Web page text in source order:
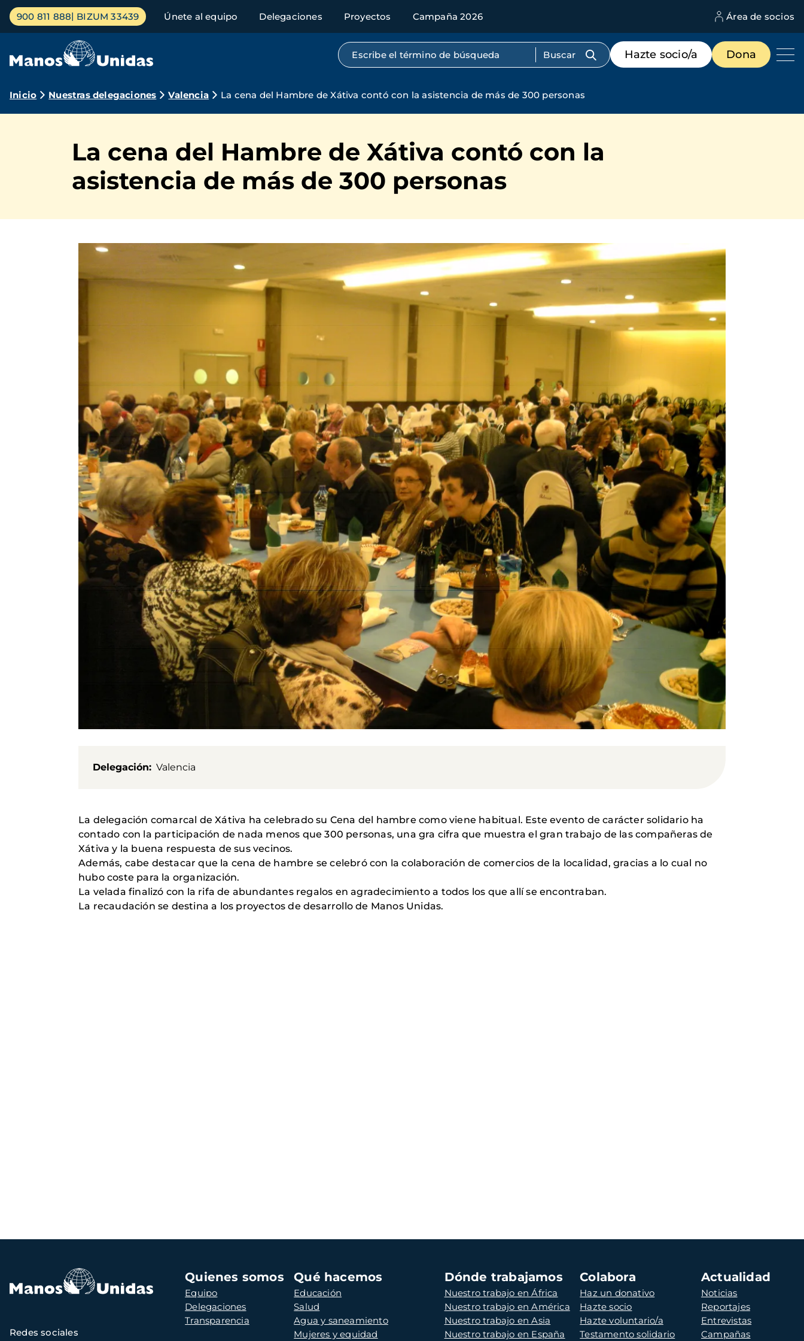
Pasar
contenido
Menú
principal
900 811 888 BIZUM 33439 Únete al equipo Delegaciones Proyectos Campaña 2026 Área de socios
Búsqueda por texto completo
Menú
de
destacados
Hazte socio/a Dona
Ruta
navegación
Inicio Nuestras delegaciones Valencia La cena del Hambre de Xátiva contó con la asistencia de más de 300 personas
La cena del Hambre de Xátiva contó con la
asistencia de más de 300 personas
Delegación Valencia
La delegación comarcal de Xátiva ha celebrado su Cena del hambre como viene habitual. Este evento de carácter solidario ha
contado con la participación de nada menos que 300 personas, una gra cifra que muestra el gran trabajo de las compañeras de
Xátiva y la buena respuesta de sus vecinos.
Además, cabe destacar que la cena de hambre se celebró con la colaboración de comercios de la localidad, gracias a lo cual no
hubo coste para la organización.
La velada finalizó con la rifa de abundantes regalos en agradecimiento a todos los que allí se encontraban.
La recaudación se destina a los proyectos de desarrollo de Manos Unidas.
Navegación
principal
Quienes somos
Equipo
Delegaciones
Transparencia
Qué hacemos
Educación
Salud
Agua y saneamiento
Mujeres y equidad
Dónde trabajamos
Nuestro trabajo en África
Nuestro trabajo en América
Nuestro trabajo en Asia
Nuestro trabajo en España
Colabora
Haz un donativo
Hazte socio
Hazte voluntario/a
Testamento solidario
Actualidad
Noticias
Reportajes
Entrevistas
Campañas
Redes sociales